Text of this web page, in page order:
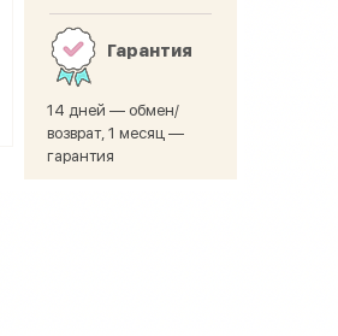
Гарантия
14 дней — обмен/
возврат, 1 месяц —
гарантия